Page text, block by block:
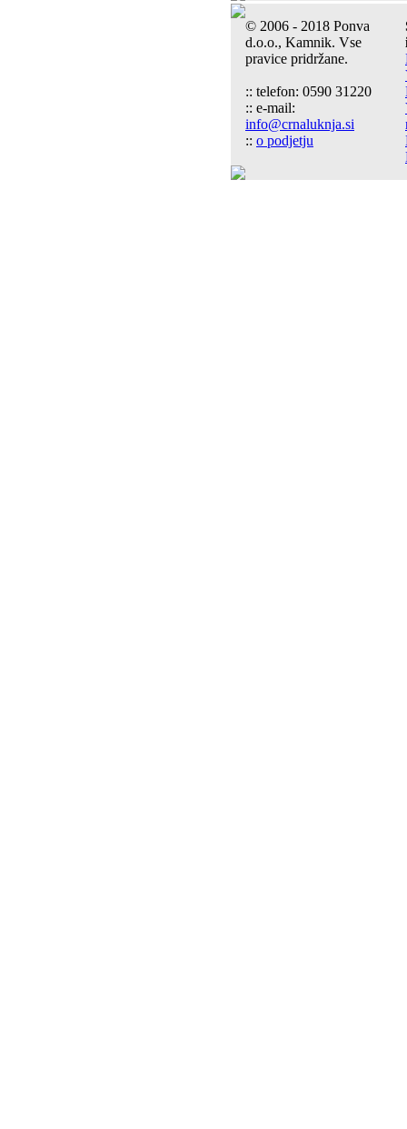
© 2006 - 2018 Ponva
d.o.o., Kamnik. Vse
pravice pridržane.
:: telefon: 0590 31220
:: e-mail:
info@crnaluknja.si
:: o podjetju